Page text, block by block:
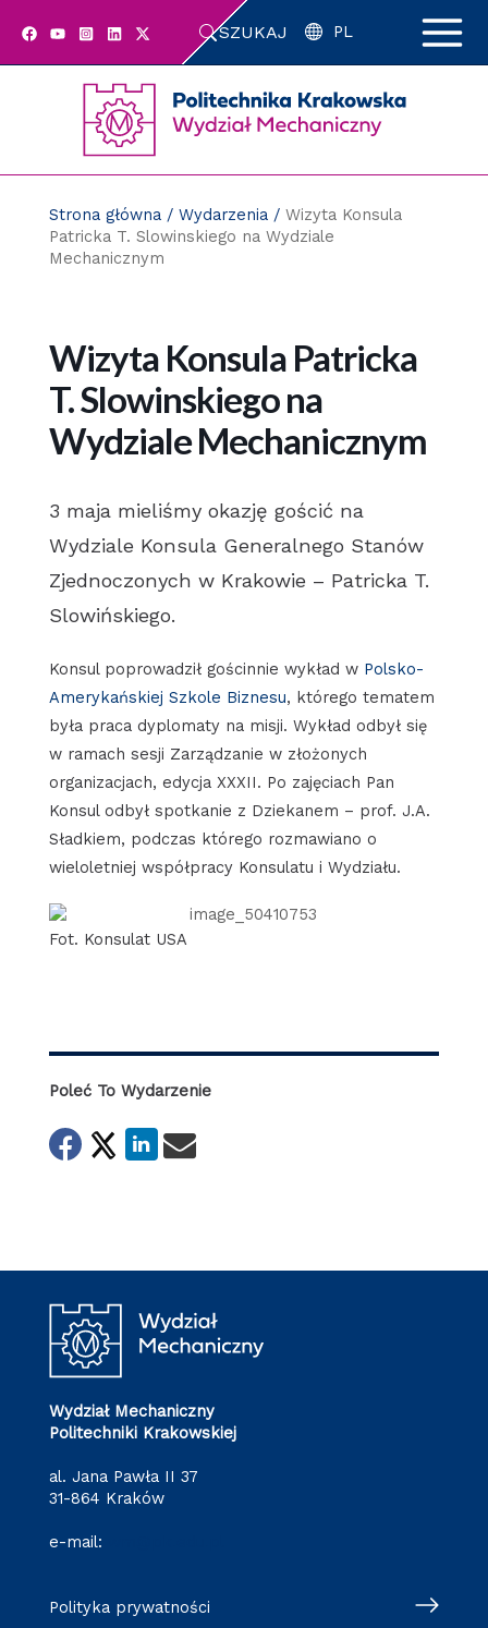
SZUKAJ PL
Strona główna/ Wydarzenia/ Wizyta Konsula
Patricka T. Slowinskiego na Wydziale
Mechanicznym
Wizyta Konsula Patricka
T. Slowinskiego na
Wydziale Mechanicznym
3 maja mieliśmy okazję gościć na
Wydziale Konsula Generalnego Stanów
Zjednoczonych w Krakowie – Patricka T.
Slowińskiego.
Konsul poprowadził gościnnie wykład w Polsko-
Amerykańskiej Szkole Biznesu, którego tematem
była praca dyplomaty na misji. Wykład odbył się
w ramach sesji Zarządzanie w złożonych
organizacjach, edycja XXXII. Po zajęciach Pan
Konsul odbył spotkanie z Dziekanem – prof. J.A.
Sładkiem, podczas którego rozmawiano o
wieloletniej współpracy Konsulatu i Wydziału.
Fot. Konsulat USA
Poleć To Wydarzenie
Wydział Mechaniczny
Politechniki Krakowskiej
al. Jana Pawła II 37
31-864 Kraków
e-mail:
Polityka prywatności